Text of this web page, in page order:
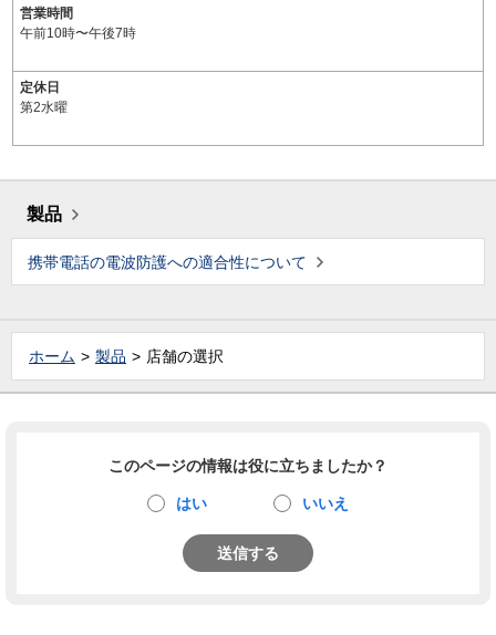
営業時間
午前10時〜午後7時
定休日
第2水曜
製品
携帯電話の電波防護への適合性について
ホーム 製品 店舗の選択
このページの情報は役に立ちましたか？
はい いいえ
送信する